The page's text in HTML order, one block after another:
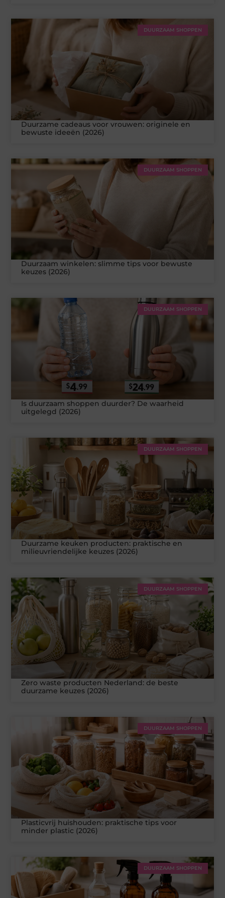
DUURZAAM SHOPPEN
Duurzame cadeaus voor vrouwen: originele en
bewuste ideeën (2026)
DUURZAAM SHOPPEN
Duurzaam winkelen: slimme tips voor bewuste
keuzes (2026)
DUURZAAM SHOPPEN
Is duurzaam shoppen duurder? De waarheid
uitgelegd (2026)
DUURZAAM SHOPPEN
Duurzame keuken producten: praktische en
milieuvriendelijke keuzes (2026)
DUURZAAM SHOPPEN
Zero waste producten Nederland: de beste
duurzame keuzes (2026)
DUURZAAM SHOPPEN
Plasticvrij huishouden: praktische tips voor
minder plastic (2026)
DUURZAAM SHOPPEN